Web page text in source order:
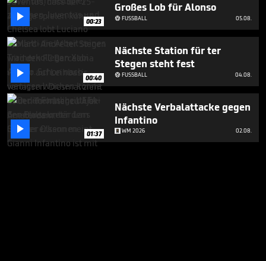
 00:23
Großes Lob für Alonso
FUSSBALL 05.08.
 00:40
Nächste Station für ter
Stegen steht fest
FUSSBALL 04.08.
 01:37
Nächste Verbalattacke gegen
Infantino
WM 2026 02.08.